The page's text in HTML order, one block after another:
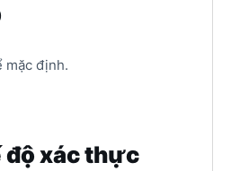
mặc định.
độ xác thực